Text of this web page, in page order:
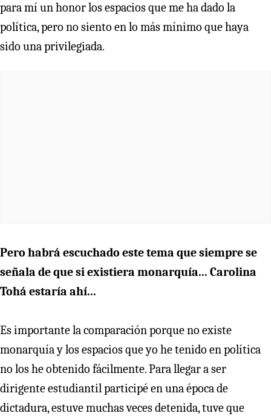
para mí un honor los espacios que me ha dado la
política, pero no siento en lo más mínimo que haya
sido una privilegiada.
Pero habrá escuchado este tema que siempre se
señala de que si existiera monarquía... Carolina
Tohá estaría ahí...
Es importante la comparación porque no existe
monarquía y los espacios que yo he tenido en política
no los he obtenido fácilmente. Para llegar a ser
dirigente estudiantil participé en una época de
dictadura, estuve muchas veces detenida, tuve que